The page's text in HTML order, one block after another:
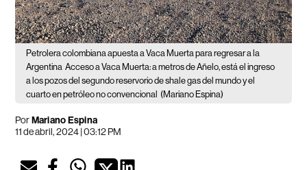
Petrolera colombiana apuesta a Vaca Muerta para regresar a la
Argentina Acceso a Vaca Muerta: a metros de Añelo, está el ingreso
a los pozos del segundo reservorio de shale gas del mundo y el
cuarto en petróleo no convencional (Mariano Espina)
PorMariano Espina
11 de abril, 2024 | 03:12 PM